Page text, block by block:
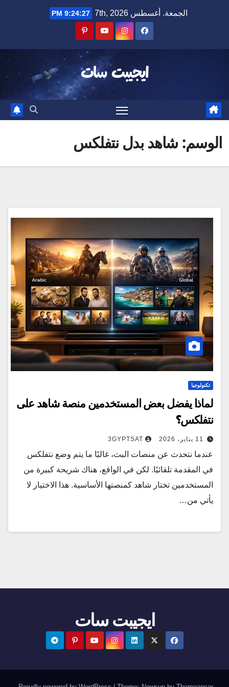
الجمعة. أغسطس 7th, 2026 9:24:27 PM
ايجيبت سات
الوسم:شاهد بدل نتفلكس
تكنولوجيا
لماذا يفضل بعض المستخدمين منصة شاهد على
نتفلكس؟
11 يناير، 2026 3GYPTSAT
عندما نتحدث عن منصات البث، غالبًا ما يتم وضع نتفلكس
في المقدمة تلقائيًا. لكن في الواقع، هناك شريحة كبيرة من
المستخدمين تختار شاهد كمنصتها الأساسية. هذا الاختيار لا
يأتي من…
ايجيبت سات